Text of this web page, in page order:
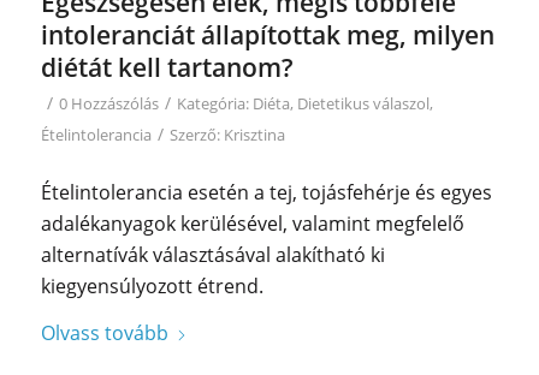
intoleranciát állapítottak meg, milyen
diétát kell tartanom?
/ 0 Hozzászólás / Kategória: Diéta, Dietetikus válaszol,
Ételintolerancia / Szerző: Krisztina
Ételintolerancia esetén a tej, tojásfehérje és egyes
adalékanyagok kerülésével, valamint megfelelő
alternatívák választásával alakítható ki
kiegyensúlyozott étrend.
Olvass tovább